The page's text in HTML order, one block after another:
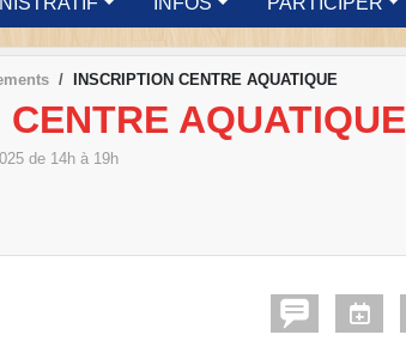
INSCRIPTION CENTRE AQUATIQUE
AQUATIQUE
de 14h à 19h